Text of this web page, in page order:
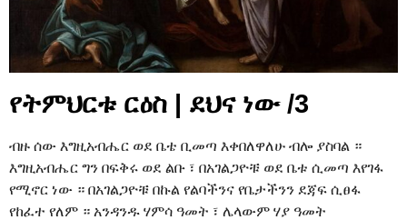
የትምህርቱ ርዕስ | ደህና ነው /3
ብዙ ሰው እግዚአብሔር ወደ ቤቴ ቢመጣ እቀበለዋለሁ ብሎ ያስባል ።
እግዚአብሔር ግን በፍቅሩ ወደ ልቡ ፣ በአገልጋዮቹ ወደ ቤቱ ሲመጣ እየገፋ
የሚኖር ነው ። በአገልጋዮቹ በኩል የልባችንና የቤታችንን ደጃፍ ሲፀፋ
የከፈተ የለም ። አንዳንዱ ሃምሳ ዓመት ፣ ሌላውም ሃያ ዓመት